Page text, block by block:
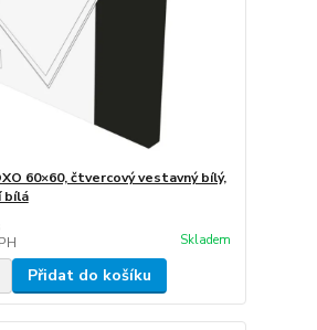
60×60, čtvercový vestavný bílý,
bílá
Skladem
Přidat do košíku